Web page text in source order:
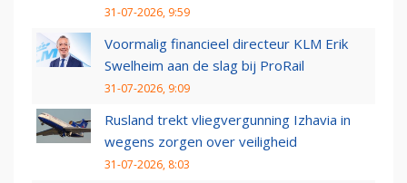
31-07-2026, 9:59
Voormalig financieel directeur KLM Erik
Swelheim aan de slag bij ProRail
31-07-2026, 9:09
Rusland trekt vliegvergunning Izhavia in
wegens zorgen over veiligheid
31-07-2026, 8:03